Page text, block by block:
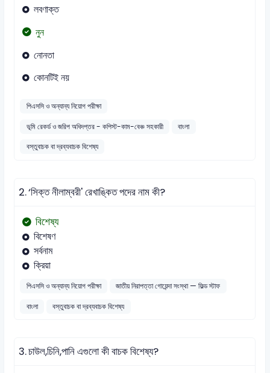
লবণাক্ত
নুন
নোনতা
কোনটিই নয়
পিএসসি ও অন্যান্য নিয়োগ পরীক্ষা
ভূমি রেকর্ড ও জরিপ অধিদপ্তর - কপিস্ট-কাম-বেঞ্চ সহকারী
বাংলা
বস্তুবাচক বা দ্রব্যবাচক বিশেষ্য
2.‘সিক্ত নীলাম্বরী' রেখাঙ্কিত পদের নাম কী?
বিশেষ্য
বিশেষণ
সর্বনাম
ক্রিয়া
পিএসসি ও অন্যান্য নিয়োগ পরীক্ষা
জাতীয় নিরাপত্তা গোয়েন্দা সংস্থা — ফিল্ড স্টাফ
বাংলা
বস্তুবাচক বা দ্রব্যবাচক বিশেষ্য
3.চাউল,চিনি,পানি এগুলাে কী বাচক বিশেষ্য?